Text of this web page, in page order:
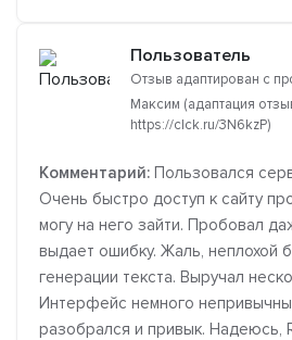
Пользователь
Отзыв адаптирован с
Максим (адаптация
https://clck.ru/3N6kzP)
Комментарий: Пользовался
Очень быстро доступ к сайту
могу на него зайти. Пробовал
выдает ошибку. Жаль, неплохой
генерации текста. Выручал
Интерфейс немного
разобрался и привык. Надеюсь,